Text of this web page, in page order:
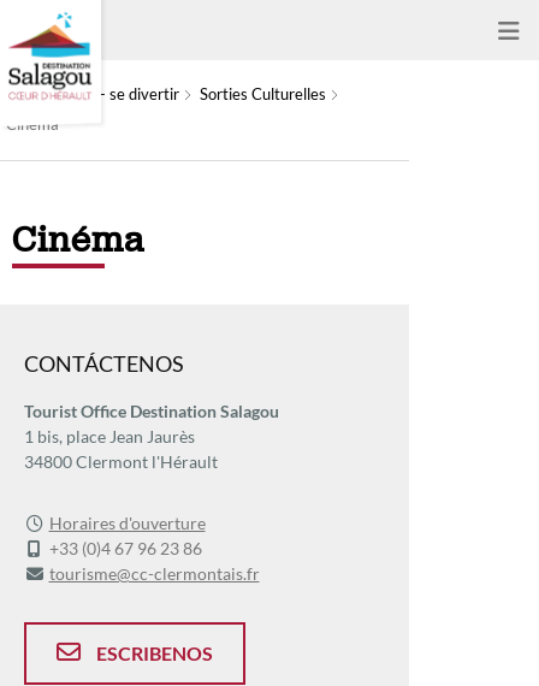
À faire - se divertir
Sorties Culturelles
Cinéma
Cinéma
CONTÁCTENOS
Tourist Office Destination Salagou
1 bis, place Jean Jaurès
34800 Clermont l'Hérault
Horaires d'ouverture
+33 (0)4 67 96 23 86
tourisme@cc-clermontais.fr
ESCRIBENOS